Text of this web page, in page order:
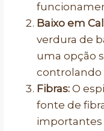
Baixo em
verdura de
uma opção
controlando
Fibras: O
fonte de
importantes